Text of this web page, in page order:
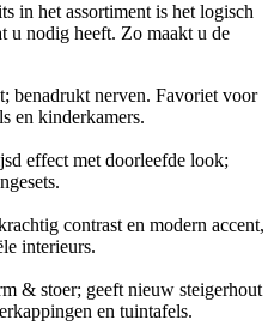
in het assortiment is het logisch
u nodig heeft. Zo maakt u de
benadrukt nerven. Favoriet voor
en kinderkamers.
effect met doorleefde look;
contrast en modern accent,
interieurs.
& stoer; geeft nieuw steigerhout
en tuintafels.